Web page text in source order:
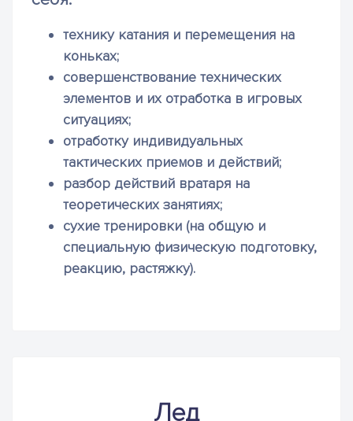
технику катания и перемещения на
коньках;
совершенствование технических
элементов и их отработка в игровых
ситуациях;
отработку индивидуальных
тактических приемов и действий;
разбор действий вратаря на
теоретических занятиях;
сухие тренировки (на общую и
специальную физическую подготовку,
реакцию, растяжку).
Лед